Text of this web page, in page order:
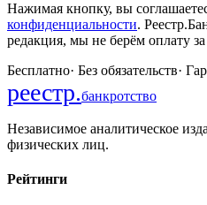
Нажимая кнопку, вы
конфиденциальности.
редакция, мы не берём оплату
Бесплатно· Без обязательств·
реестр.банкротство
Независимое аналитическое
физических лиц.
Рейтинги